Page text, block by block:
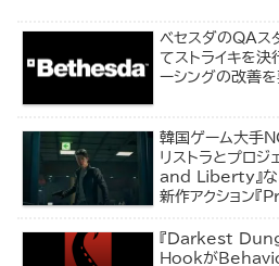
ベセスダのQAス
てストライキを決
ーシングの改善
韓国ゲーム大手
リストラとプロジ
and Liberty』な
新作アクション
『Darkest
Hookが